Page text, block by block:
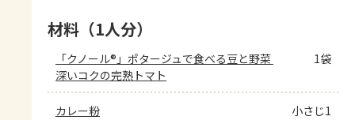
材料（1人分）
「クノール®」ポタージュで食べる豆と野菜
深いコクの完熟トマト
1袋
カレー粉 小さじ1